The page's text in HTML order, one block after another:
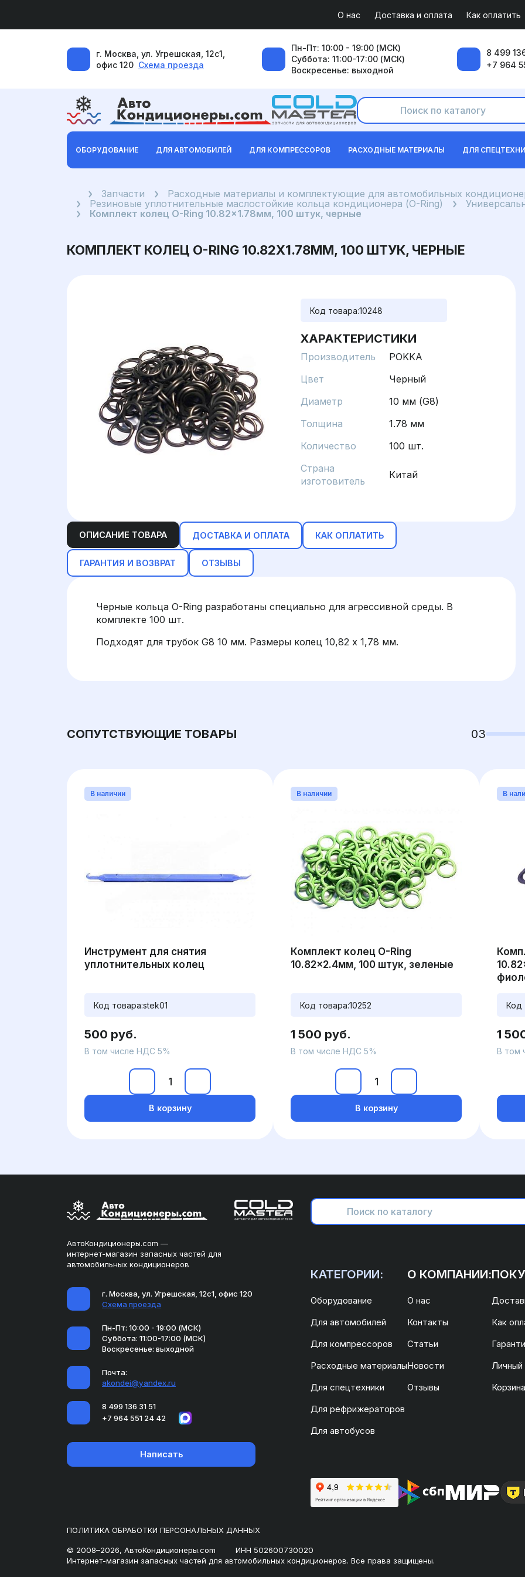
О нас Доставка и оплата Как оплатить
г. Москва, ул. Угрешская, 12с1,
офис 120 Схема проезда
Пн-Пт: 10:00 - 19:00 (МСК)
Суббота: 11:00-17:00 (МСК)
Воскресенье: выходной
8 499
+7 964
ОБОРУДОВАНИЕ ДЛЯ АВТОМОБИЛЕЙ ДЛЯ КОМПРЕССОРОВ РАСХОДНЫЕ МАТЕРИАЛЫ ДЛЯ
ГлавнаяЗапчасти
Расходные материалы и комплектующие для автомобильных
Резиновые уплотнительные маслостойкие кольца кондиционера (O-Ring)
Комплект колец O-Ring 10.82x1.78мм, 100 штук, черные
КОМПЛЕКТ КОЛЕЦ O-RING 10.82X1.78ММ, 100 ШТУК, ЧЕРНЫЕ
Код товара:10248
ХАРАКТЕРИСТИКИ
Производитель
POKKA
Цвет
Черный
Диаметр
10 мм (G8)
Толщина
1.78 мм
Количество
100 шт.
Страна
изготовитель
Китай
ОПИСАНИЕ ТОВАРА ДОСТАВКА И ОПЛАТА КАК ОПЛАТИТЬ
ГАРАНТИЯ И ВОЗВРАТ ОТЗЫВЫ
Черные кольца O-Ring разработаны специально для агрессивной среды. В
комплекте 100 шт.
Подходят для трубок G8 10 мм. Размеры колец 10,82 x 1,78 мм.
СОПУТСТВУЮЩИЕ ТОВАРЫ 03
В наличии
Инструмент для снятия
уплотнительных колец
Код товара:stek01
500 руб.
В том числе НДС 5%
В корзину
В наличии
Комплект колец O-Ring
10.82x2.4мм, 100 штук, зеленые
Код товара:10252
1 500 руб.
В том числе НДС 5%
В корзину
В
Код
1
В том
АвтоКондиционеры.com —
интернет-магазин запасных частей для
автомобильных кондиционеров
г. Москва, ул. Угрешская, 12с1, офис 120
Схема проезда
Пн-Пт: 10:00 - 19:00 (МСК)
Суббота: 11:00-17:00 (МСК)
Воскресенье: выходной
Почта:
akondei@yandex.ru
8 499 136 31 51
+7 964 551 24 42
Написать
КАТЕГОРИИ:
Оборудование
Для автомобилей
Для компрессоров
Расходные материалы
Для спецтехники
Для рефрижераторов
Для автобусов
О КОМПАНИИ:
О нас
Контакты
Статьи
Новости
Отзывы
Как
Личный
Корзина
ПОЛИТИКА ОБРАБОТКИ ПЕРСОНАЛЬНЫХ ДАННЫХ
© 2008–2026, АвтоКондиционеры.com
ИНН 502600730020
Интернет-магазин запасных частей для автомобильных кондиционеров. Все права защищены.